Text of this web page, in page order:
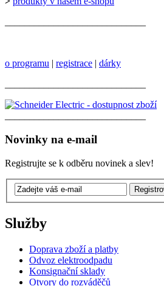
o programu | registrace | dárky
Novinky na e-mail
Registrujte se k odběru novinek a slev!
Služby
Doprava zboží a platby
Odvoz elektroodpadu
Konsignační sklady
Otvory do rozváděčů